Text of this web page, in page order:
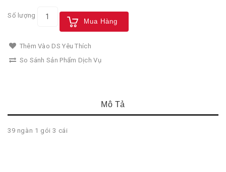
Số lượng
Mua Hàng
Thêm Vào DS Yêu Thích
So Sánh Sản Phẩm Dịch Vụ
Mô Tả
39 ngàn 1 gói 3 cái